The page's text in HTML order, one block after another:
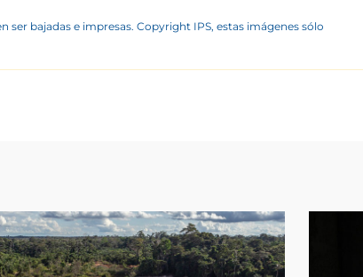
bajadas e impresas. Copyright IPS, estas imágenes sólo